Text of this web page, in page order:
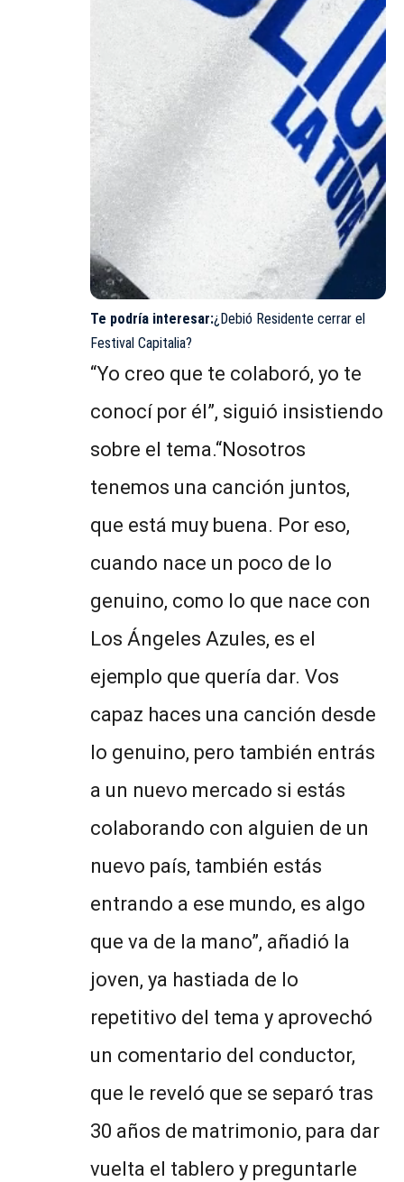
Te podría interesar:¿Debió Residente cerrar el
Festival Capitalia?
“Yo creo que te colaboró, yo te
conocí por él”, siguió insistiendo
sobre el tema.“Nosotros
tenemos una canción juntos,
que está muy buena. Por eso,
cuando nace un poco de lo
genuino, como lo que nace con
Los Ángeles Azules, es el
ejemplo que quería dar. Vos
capaz haces una canción desde
lo genuino, pero también entrás
a un nuevo mercado si estás
colaborando con alguien de un
nuevo país, también estás
entrando a ese mundo, es algo
que va de la mano”, añadió la
joven, ya hastiada de lo
repetitivo del tema y aprovechó
un comentario del conductor,
que le reveló que se separó tras
30 años de matrimonio, para dar
vuelta el tablero y preguntarle